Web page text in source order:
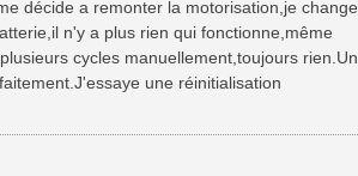
décide a remonter la motorisation,je change
n'y a plus rien qui fonctionne,même
cycles manuellement,toujours rien.Un
une réinitialisation